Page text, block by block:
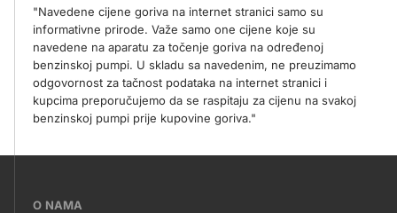
"Navedene cijene goriva na internet stranici samo su
informativne prirode. Važe samo one cijene koje su
navedene na aparatu za točenje goriva na određenoj
benzinskoj pumpi. U skladu sa navedenim, ne preuzimamo
odgovornost za tačnost podataka na internet stranici i
kupcima preporučujemo da se raspitaju za cijenu na svakoj
benzinskoj pumpi prije kupovine goriva."
???O NAMA